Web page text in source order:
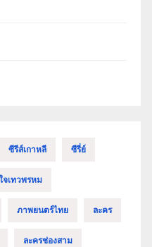
ซีรีส์เกาหลี ซีรี่ย์
จเทวพรหม
ภาพยนตร์ไทย ละคร
ละครช่องสาม